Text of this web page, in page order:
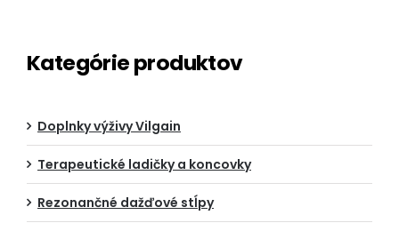
Kategórie produktov
Doplnky výživy Vilgain
Terapeutické ladičky a koncovky
Rezonančné dažďové stĺpy